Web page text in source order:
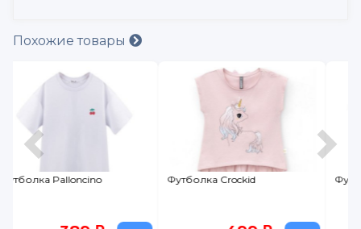
Похожие товары
Футболка Crockid Футболка Palloncino NY